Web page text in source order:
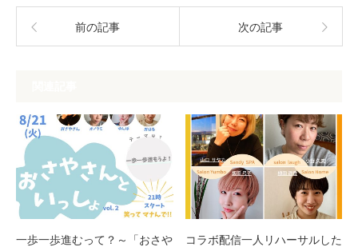
前の記事 次の記事
一歩一歩進むって？～「おさや
コラボ配信一人リハーサルした